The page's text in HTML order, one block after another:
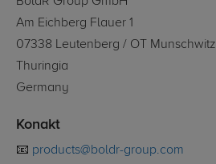
Am Eichberg Flauer 1
07338 Leutenberg / OT Munschwitz
Thuringia
Germany
Konakt
📧 products@boldr-group.com